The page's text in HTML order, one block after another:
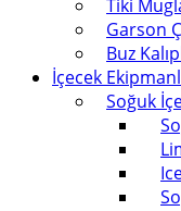
Tiki
Garson
Buz
İçecek
Soğuk